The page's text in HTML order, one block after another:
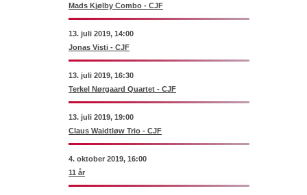
Mads Kjølby Combo - CJF
13. juli 2019, 14:00
Jonas Visti - CJF
13. juli 2019, 16:30
Terkel Nørgaard Quartet - CJF
13. juli 2019, 19:00
Claus Waidtløw Trio - CJF
4. oktober 2019, 16:00
11 år